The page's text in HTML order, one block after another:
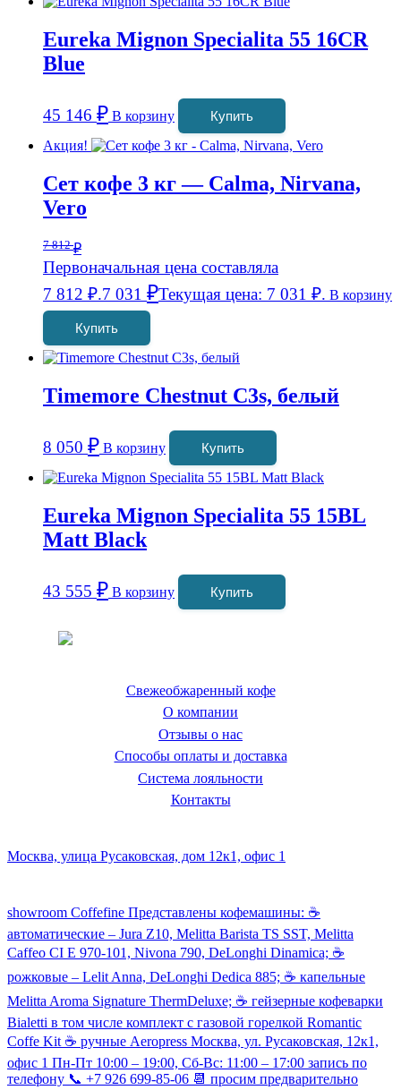
Eureka Mignon Specialita 55 16CR
Blue
45 146 ₽ В корзину
Купить
Акция!
Сет кофе 3 кг — Calma, Nirvana,
Vero
7 812₽
Первоначальная цена составляла
7 812 ₽.7 031 ₽Текущая цена: 7 031 ₽. В корзину
Купить
Timemore Chestnut C3s, белый
8 050 ₽ В корзину Купить
Eureka Mignon Specialita 55 15BL
Matt Black
43 555 ₽ В корзину Купить
Свежеобжаренный кофе
О компании
Отзывы о нас
Способы оплаты и доставка
Система лояльности
Контакты
Москва, улица Русаковская, дом 12к1, офис 1
showroom Coffefine Представлены кофемашины: ☕️
автоматические – Jura Z10, Melitta Barista TS SST, Melitta
Caffeo CI Е 970-101, Nivona 790, DeLonghi Dinamica; ☕️
рожковые – Lelit Anna, DeLonghi Dedica 885; ☕️ капельные
Melitta Aroma Signature ThermDeluxe; ☕️ гейзерные кофеварки
Bialetti в том числе комплект с газовой горелкой Romantic
Coffe Kit ☕️ ручные Aeropress Москва, ул. Русаковская, 12к1,
офис 1 Пн-Пт 10:00 – 19:00, Сб-Вс: 11:00 – 17:00 запись по
телефону 📞 +7 926 699-85-06 📆 просим предварительно